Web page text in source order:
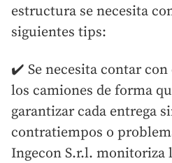
estructura se necesita
siguientes tips:
✔️ Se necesita contar
los camiones de forma
garantizar cada entrega
contratiempos o
Ingecon S.r.l. monitoriza